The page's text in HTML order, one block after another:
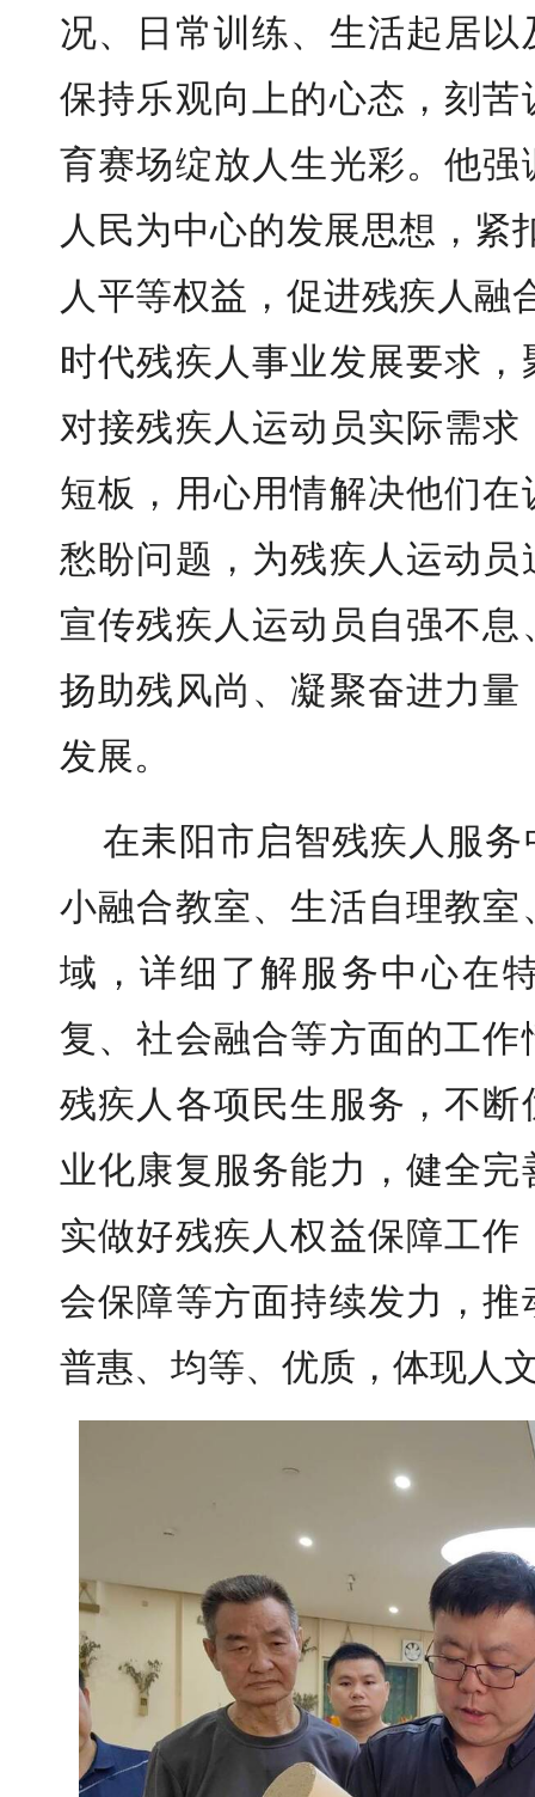
况、日常训练、生活起居
保持乐观向上的心态，刻
育赛场绽放人生光彩。他
人民为中心的发展思想，紧
人平等权益，促进残疾人融
时代残疾人事业发展要求
对接残疾人运动员实际需
短板，用心用情解决他们
愁盼问题，为残疾人运动
宣传残疾人运动员自强不
扬助残风尚、凝聚奋进力
发展。
在耒阳市启智残疾人服
小融合教室、生活自理教
域，详细了解服务中心在
复、社会融合等方面的工
残疾人各项民生服务，不
业化康复服务能力，健全
实做好残疾人权益保障工
会保障等方面持续发力，
普惠、均等、优质，体现人